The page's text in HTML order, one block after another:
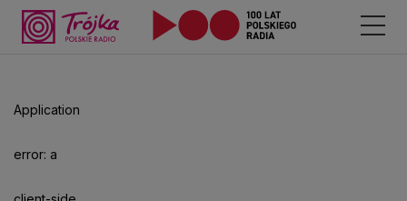
Application
error: a
aby
odtwarzać.